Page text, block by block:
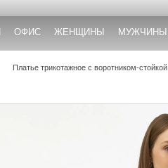
ОФИС ЖЕНЩИНЫ МУЖЧИНЫ
Платье трикотажное с воротником-стойкой